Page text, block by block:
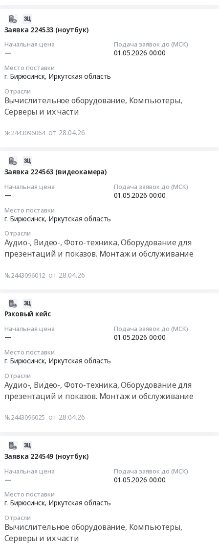
,
,
,
,
Заявка 224533 (ноутбук)
Начальная цена
—
Подача заявок до (МСК)
01.05.2026 00:00
Место поставки
г. Бирюсинск, Иркутская область
Отрасли
Вычислительное оборудование, Компьютеры,
Серверы и их части
№2443096064 от 28.04.26
Заявка 224563 (видеокамера)
Начальная цена
—
Подача заявок до (МСК)
01.05.2026 00:00
Место поставки
г. Бирюсинск, Иркутская область
Отрасли
Аудио-, Видео-, Фото-техника, Оборудование для
презентаций и показов. Монтаж и обслуживание
№2443096012 от 28.04.26
,
,
Рэковый кейс
Начальная цена
—
Подача заявок до (МСК)
01.05.2026 00:00
Место поставки
г. Бирюсинск, Иркутская область
Отрасли
Аудио-, Видео-, Фото-техника, Оборудование для
презентаций и показов. Монтаж и обслуживание
№2443096025 от 28.04.26
Заявка 224549 (ноутбук)
Начальная цена
—
Подача заявок до (МСК)
01.05.2026 00:00
Место поставки
г. Бирюсинск, Иркутская область
Отрасли
Вычислительное оборудование, Компьютеры,
Серверы и их части